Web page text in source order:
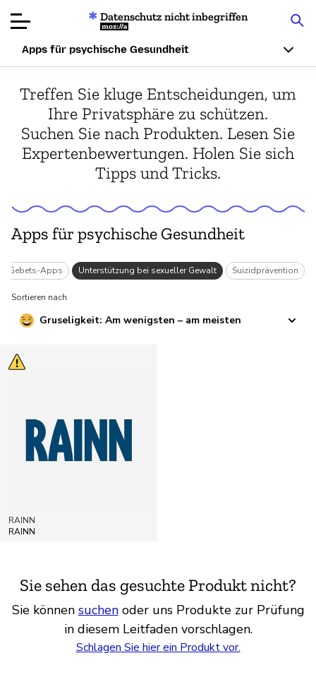
Produktbewertungen
Artikel
Über
Spenden
Datenschutz nicht inbegriffen
Mozilla
Apps für psychische Gesundheit
Treffen Sie kluge Entscheidungen, um
Ihre Privatsphäre zu schützen.
Suchen Sie nach Produkten. Lesen Sie
Expertenbewertungen. Holen Sie sich
Tipps und Tricks.
Apps für psychische Gesundheit
Gebets-Apps Unterstützung bei sexueller Gewalt Suizidprävention
Sortieren nach
Gruseligkeit: Am wenigsten – am meisten
RAINN
RAINN
Sie sehen das gesuchte Produkt nicht?
Sie können suchenoder uns Produkte zur Prüfung
in diesem Leitfaden vorschlagen.
Schlagen Sie hier ein Produkt vor.